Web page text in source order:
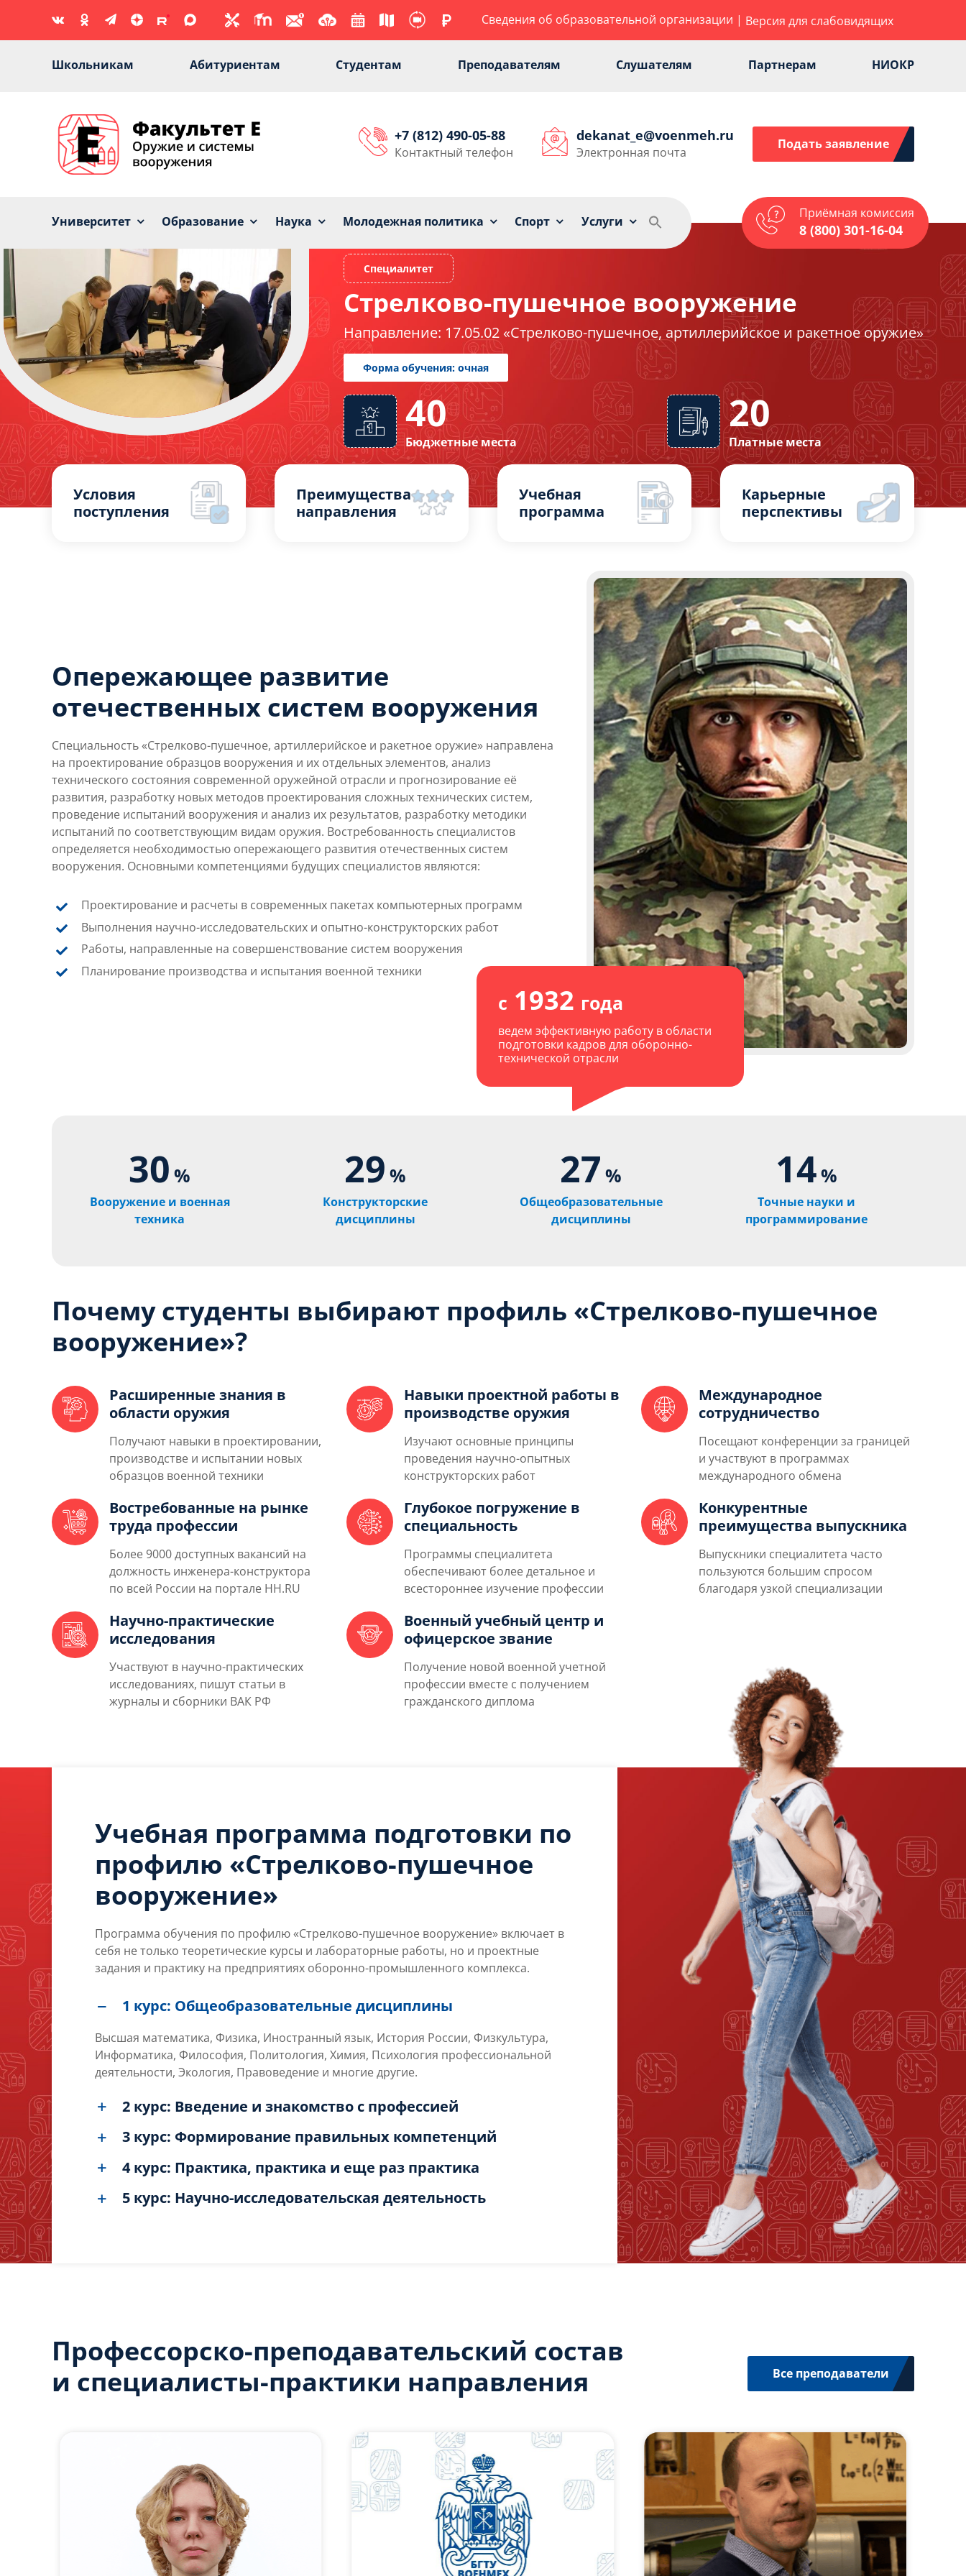
content
Сведения об образовательной организации | Версия для слабовидящих
Школьникам Абитуриентам Студентам Преподавателям Слушателям Партнерам НИОКР
+7 (812) 490-05-88
Контактный телефон
dekanat_e@voenmeh.ru
Электронная почта
Подать заявление
Университет Образование Наука Молодежная политика Спорт Услуги
Приёмная комиссия
8 (800) 301-16-04
Университет Образование Наука Молодежная политика Спорт Услуги
Специалитет
Стрелково-пушечное вооружение
Направление: 17.05.02 «Стрелково-пушечное, артиллерийское и ракетное оружие»
Форма обучения: очная
40
Бюджетные места
20
Платные места
Условия
поступления
Преимущества
направления
Учебная
программа
Карьерные
перспективы
Опережающее развитие
отечественных систем вооружения
Специальность «Стрелково-пушечное, артиллерийское и ракетное оружие» направлена
на проектирование образцов вооружения и их отдельных элементов, анализ
технического состояния современной оружейной отрасли и прогнозирование её
развития, разработку новых методов проектирования сложных технических систем,
проведение испытаний вооружения и анализ их результатов, разработку методики
испытаний по соответствующим видам оружия. Востребованность специалистов
определяется необходимостью опережающего развития отечественных систем
вооружения. Основными компетенциями будущих специалистов являются:
Проектирование и расчеты в современных пакетах компьютерных программ
Выполнения научно-исследовательских и опытно-конструкторских работ
Работы, направленные на совершенствование систем вооружения
Планирование производства и испытания военной техники
с 1932 года
ведем эффективную работу в области
подготовки кадров для оборонно-
технической отрасли
30 %
Вооружение и военная
техника
29 %
Конструкторские
дисциплины
27 %
Общеобразовательные
дисциплины
14%
Точные науки и
программирование
Почему студенты выбирают профиль «Стрелково-пушечное
вооружение»?
Расширенные знания в
области оружия
Получают навыки в проектировании,
производстве и испытании новых
образцов военной техники
Навыки проектной работы в
производстве оружия
Изучают основные принципы
проведения научно-опытных
конструкторских работ
Международное
сотрудничество
Посещают конференции за границей
и участвуют в программах
международного обмена
Востребованные на рынке
труда профессии
Более 9000 доступных вакансий на
должность инженера-конструктора
по всей России на портале HH.RU
Глубокое погружение в
специальность
Программы специалитета
обеспечивают более детальное и
всестороннее изучение профессии
Конкурентные
преимущества выпускника
Выпускники специалитета часто
пользуются большим спросом
благодаря узкой специализации
Научно-практические
исследования
Участвуют в научно-практических
исследованиях, пишут статьи в
журналы и сборники ВАК РФ
Военный учебный центр и
офицерское звание
Получение новой военной учетной
профессии вместе с получением
гражданского диплома
Учебная программа подготовки по
профилю «Стрелково-пушечное
вооружение»
Программа обучения по профилю «Стрелково-пушечное вооружение» включает в
себя не только теоретические курсы и лабораторные работы, но и проектные
задания и практику на предприятиях оборонно-промышленного комплекса.
1 курс: Общеобразовательные дисциплины
Высшая математика, Физика, Иностранный язык, История России, Физкультура,
Информатика, Философия, Политология, Химия, Психология профессиональной
деятельности, Экология, Правоведение и многие другие.
2 курс: Введение и знакомство с профессией
3 курс: Формирование правильных компетенций
4 курс: Практика, практика и еще раз практика
5 курс: Научно-исследовательская деятельность
Профессорско-преподавательский состав
и специалисты-практики направления
Все преподаватели